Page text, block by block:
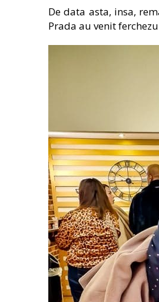
De data asta, insa,
Prada au venit